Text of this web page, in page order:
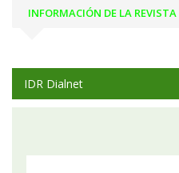
INFORMACIÓN DE LA REVISTA
IDR Dialnet